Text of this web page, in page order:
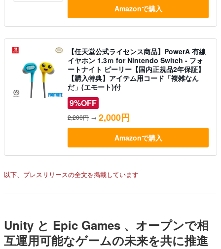
Amazonで購入
【任天堂公式ライセンス商品】PowerA 有線
イヤホン 1.3ｍ for Nintendo Switch - フォ
ートナイト ピーリー【国内正規品2年保証】
【購入特典】アイテム用コード「複雑なん
だ」(エモート)付
9%OFF
2,200円 → 2,000円
Amazonで購入
以下、プレスリリースの全文を掲載しています
Unity と Epic Games 、オープンで相
互運用可能なゲームの未来を共に推進